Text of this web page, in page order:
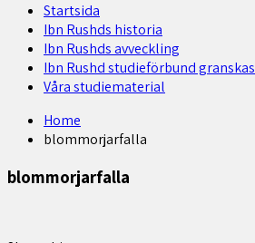
Startsida
Ibn Rushds historia
Ibn Rushds avveckling
Ibn Rushd studieförbund granskas​
Våra studiematerial
Home
blommorjarfalla
blommorjarfalla